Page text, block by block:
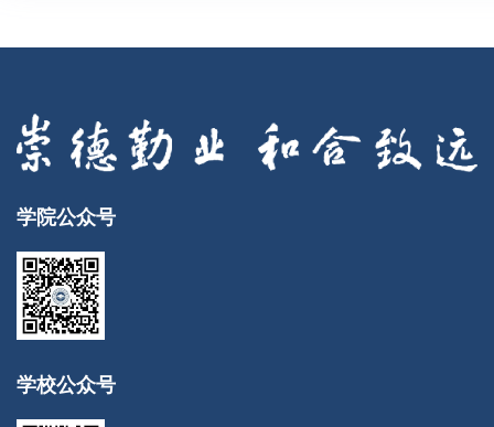
学院公众号
学校公众号